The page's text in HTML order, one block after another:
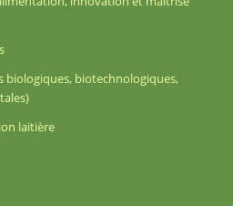
biologiques, biotechnologiques,
laitière